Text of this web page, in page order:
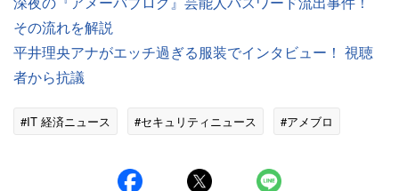
その流れを解説
平井理央アナがエッチ過ぎる服装でインタビュー！ 視聴
者から抗議
#IT 経済ニュース #セキュリティニュース #アメブロ